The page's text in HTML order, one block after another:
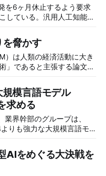
を6ヶ月休止するよう要求
している。汎用人工知能
つく中、驚異的な潜在性
人類は分水嶺に立っている
脅かす
）は人類の経済活動に大き
」であると主張する論文が
よりも大きく、人々の仕事
ことになる。
模言語モデル
求める
界幹部のグループは、
りも強力な大規模言語モ
社会と人類に潜在するリス
るよう公開書簡で呼びか
AIをめぐる大決戦を